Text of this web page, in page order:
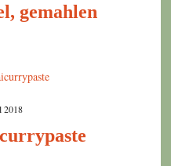
gemahlen
2018